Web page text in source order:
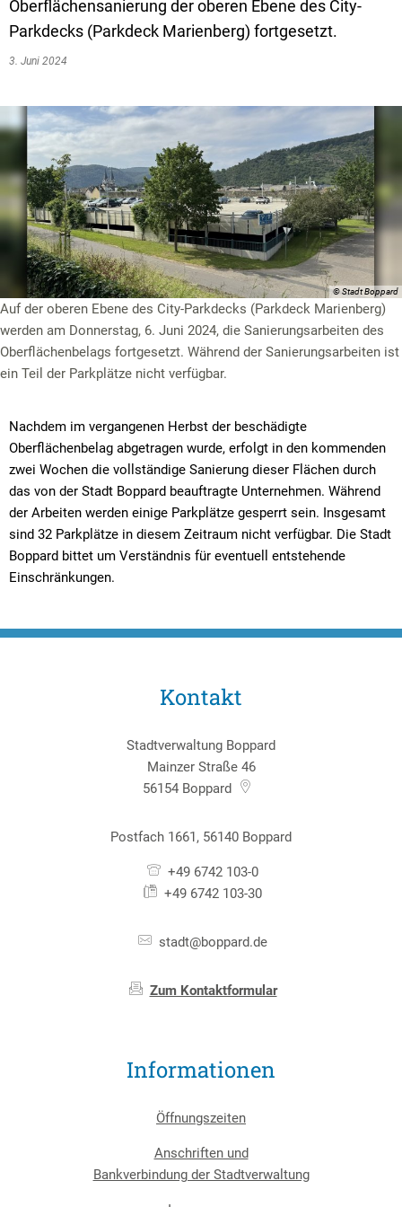
Livestream Sitzungen auf Youtube
Baugrundstücke
Wiederkehrende Straßenausbaubeiträge
Gewerbe-Anmeldung/Ummeldung/
Gewerberegisterauskunft
Grundsteuerreform
Haushaltsplan
Satzungen und Richtlinien
Schutzhütten
Vereine und
Bücher-Shop
Anlegezeiten
Oberflächensanierung der oberen Ebene des City-
Parkdecks (Parkdeck Marienberg) fortgesetzt.
3. Juni 2024
© Stadt Boppard
Auf der oberen Ebene des City-Parkdecks (Parkdeck Marienberg)
werden am Donnerstag, 6. Juni 2024, die Sanierungsarbeiten des
Oberflächenbelags fortgesetzt. Während der Sanierungsarbeiten ist
ein Teil der Parkplätze nicht verfügbar.
Nachdem im vergangenen Herbst der beschädigte
Oberflächenbelag abgetragen wurde, erfolgt in den kommenden
zwei Wochen die vollständige Sanierung dieser Flächen durch
das von der Stadt Boppard beauftragte Unternehmen. Während
der Arbeiten werden einige Parkplätze gesperrt sein. Insgesamt
sind 32 Parkplätze in diesem Zeitraum nicht verfügbar. Die Stadt
Boppard bittet um Verständnis für eventuell entstehende
Einschränkungen.
Kontakt
Stadtverwaltung Boppard
Mainzer Straße 46
56154 Boppard
Postfach 1661, 56140 Boppard
+49 6742 103-0
+49 6742 103-30
stadt@boppard.de
Zum Kontaktformular
Informationen
Öffnungszeiten
Anschriften und
Bankverbindung der Stadtverwaltung